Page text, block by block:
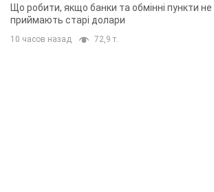
Що робити, якщо банки та обмінні пункти не
приймають старі долари
10 часов назад 72,9 т.